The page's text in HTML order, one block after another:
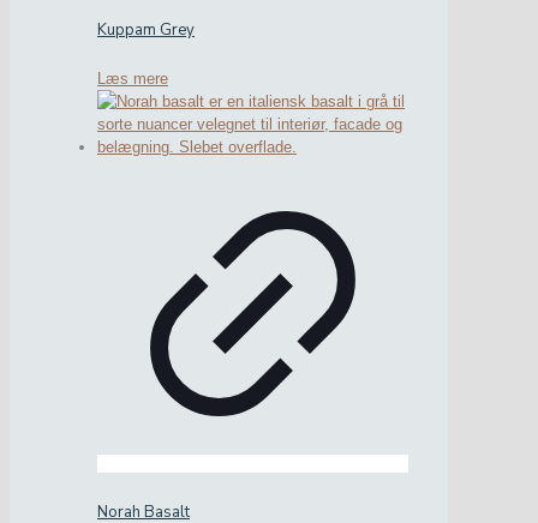
Kuppam Grey
Læs mere
Norah Basalt